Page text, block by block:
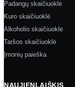
Padangų skaičiuoklė
Kuro skaičiuoklė
Alkoholio skaičiuoklė
Taršos skaičiuoklė
Įmonių paieška
NAUJIENLAIŠKIS